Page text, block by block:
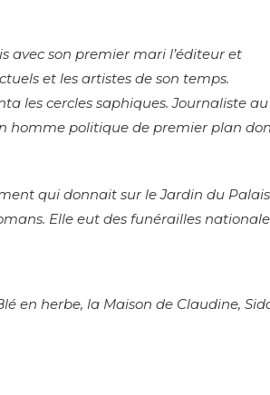
avec son premier mari l’éditeur et
et les artistes de son temps.
les cercles saphiques. Journaliste au
homme politique de premier plan
qui donnait sur le Jardin du Palais
Elle eut des funérailles
en herbe, la Maison de Claudine,